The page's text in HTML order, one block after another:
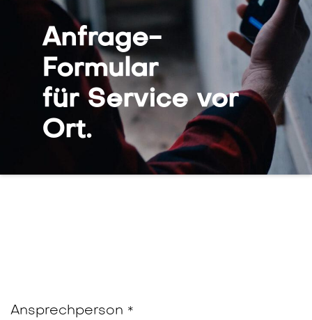
Anfrage-
Formular
für Service vor
Ort.
Ansprechperson *